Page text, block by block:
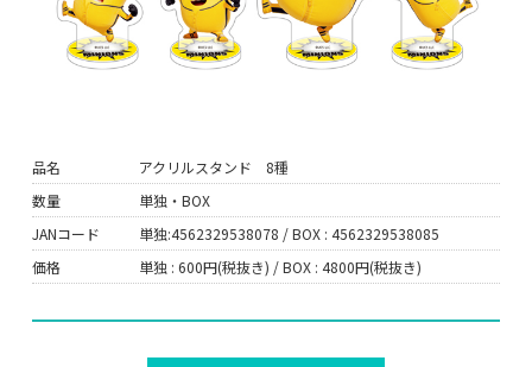
品名
アクリルスタンド 8種
数量
単独・BOX
JANコード
単独:4562329538078 / BOX : 4562329538085
価格
単独 : 600円(税抜き) / BOX : 4800円(税抜き)